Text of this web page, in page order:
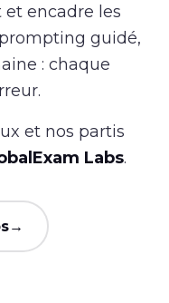
encadre les
guidé,
: chaque
et nos partis
Labs.
→